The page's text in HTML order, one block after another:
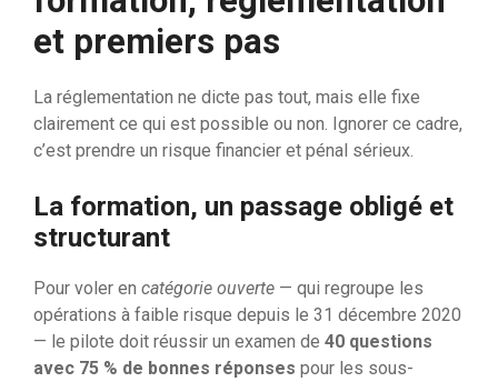
et premiers pas
La réglementation ne dicte pas tout, mais elle fixe
clairement ce qui est possible ou non. Ignorer ce cadre,
c’est prendre un risque financier et pénal sérieux.
La formation, un passage obligé et
structurant
Pour voler en catégorie ouverte — qui regroupe les
opérations à faible risque depuis le 31 décembre 2020
— le pilote doit réussir un examen de 40 questions
avec 75 % de bonnes réponses pour les sous-